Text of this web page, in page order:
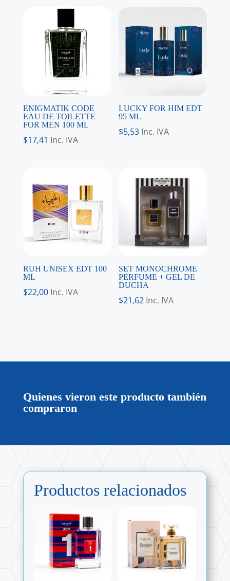
ENIGMATIK CODE
EAU DE TOILETTE
FOR MEN 100 ML
$17,41 Inc. IVA
LUCKY FOR HIM EDT
95 ML
$5,53 Inc. IVA
RUH UNISEX EDT 100
ML
$22,00 Inc. IVA
SET MONOCHROME
PERFUME + GEL DE
DUCHA
$21,62 Inc. IVA
Quienes vieron este producto también
compraron
Productos relacionados